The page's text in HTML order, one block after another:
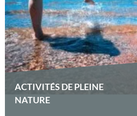
ACTIVITÉS DE PLEINE
NATURE